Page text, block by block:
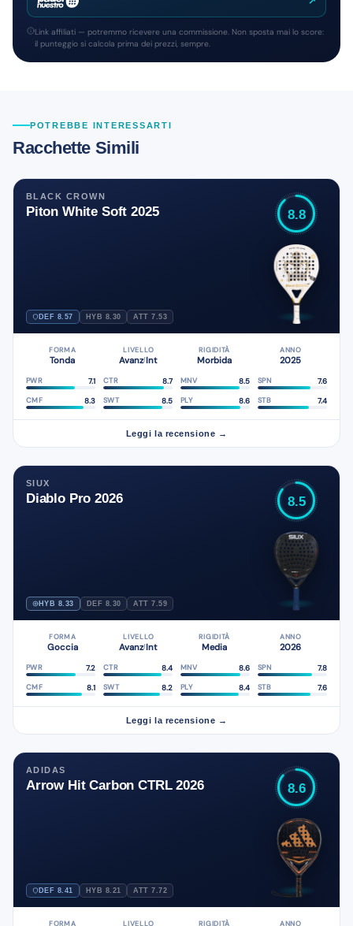
Link affiliati — potremmo ricevere una commissione. Non sposta mai lo score:
il punteggio si calcola prima dei prezzi, sempre.
POTREBBE INTERESSARTI
Racchette Simili
BLACK CROWN
Piton White Soft 2025
DEF 8.57 HYB 8.30 ATT 7.53
8.8
FORMA
Tonda
LIVELLO
Avanz/Int
RIGIDITÀ
Morbida
ANNO
2025
PWR 7.1 CTR 8.7 MNV 8.5 SPN 7.6
CMF 8.3 SWT 8.5 PLY 8.6 STB 7.4
Leggi la recensione →
SIUX
Diablo Pro 2026
HYB 8.33 DEF 8.30 ATT 7.59
8.5
FORMA
Goccia
LIVELLO
Avanz/Int
RIGIDITÀ
Media
ANNO
2026
PWR 7.2 CTR 8.4 MNV 8.6 SPN 7.8
CMF 8.1 SWT 8.2 PLY 8.4 STB 7.6
Leggi la recensione →
ADIDAS
Arrow Hit Carbon CTRL 2026
DEF 8.41 HYB 8.21 ATT 7.72
8.6
FORMA LIVELLO RIGIDITÀ ANNO